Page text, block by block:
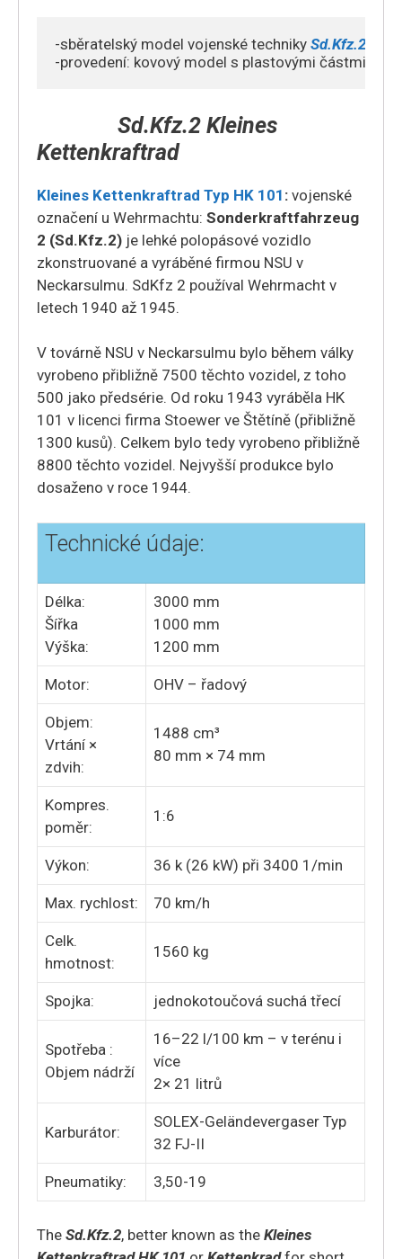
Afrikakorps)
množství
-sběratelský model vojenské techniky Sd.Kfz.2
-provedení: kovový model s plastovými částmi
Sd.Kfz.2 Kleines
Kettenkraftrad
Kleines Kettenkraftrad Typ HK 101 : vojenské
označení u Wehrmachtu: Sonderkraftfahrzeug
2 (Sd.Kfz.2) je lehké polopásové vozidlo
zkonstruované a vyráběné firmou NSU v
Neckarsulmu. SdKfz 2 používal Wehrmacht v
letech 1940 až 1945.
V továrně NSU v Neckarsulmu bylo během války
vyrobeno přibližně 7500 těchto vozidel, z toho
500 jako předsérie. Od roku 1943 vyráběla HK
101 v licenci firma Stoewer ve Štětíně (přibližně
1300 kusů). Celkem bylo tedy vyrobeno přibližně
8800 těchto vozidel. Nejvyšší produkce bylo
dosaženo v roce 1944.
Technické údaje:
Délka:
Šířka
Výška:
3000 mm
1000 mm
1200 mm
Motor: OHV – řadový
Objem:
Vrtání ×
zdvih:
1488 cm³
80 mm × 74 mm
Kompres.
poměr:
1:6
Výkon: 36 k (26 kW) při 3400 1/min
Max. rychlost: 70 km/h
Celk.
hmotnost:
1560 kg
Spojka: jednokotoučová suchá třecí
Spotřeba :
Objem nádrží
16–22 l/100 km – v terénu i
více
2× 21 litrů
Karburátor:
SOLEX-Geländevergaser Typ
32 FJ-II
Pneumatiky: 3,50-19
The Sd.Kfz.2, better known as the Kleines